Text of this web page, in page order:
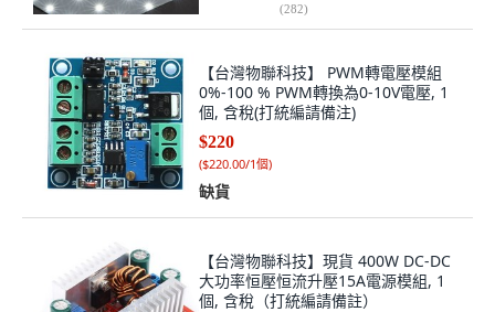
(282)
【台灣物聯科技】 PWM轉電壓模組
0%-100 % PWM轉換為0-10V電壓, 1
個, 含稅(打統編請備注)
$220
($220.00/1個)
缺貨
【台灣物聯科技】現貨 400W DC-DC
大功率恒壓恒流升壓15A電源模組, 1
個, 含稅（打統編請備註）